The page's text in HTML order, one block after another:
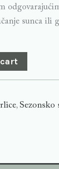
sunca ili
, Sezonsko